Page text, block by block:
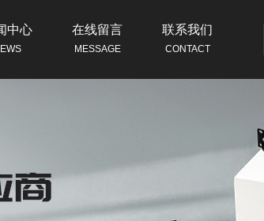
中心 在线留言
MESSAGE
联系我们
CONTACT